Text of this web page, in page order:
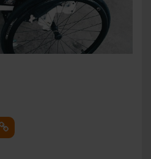
Kopieer link